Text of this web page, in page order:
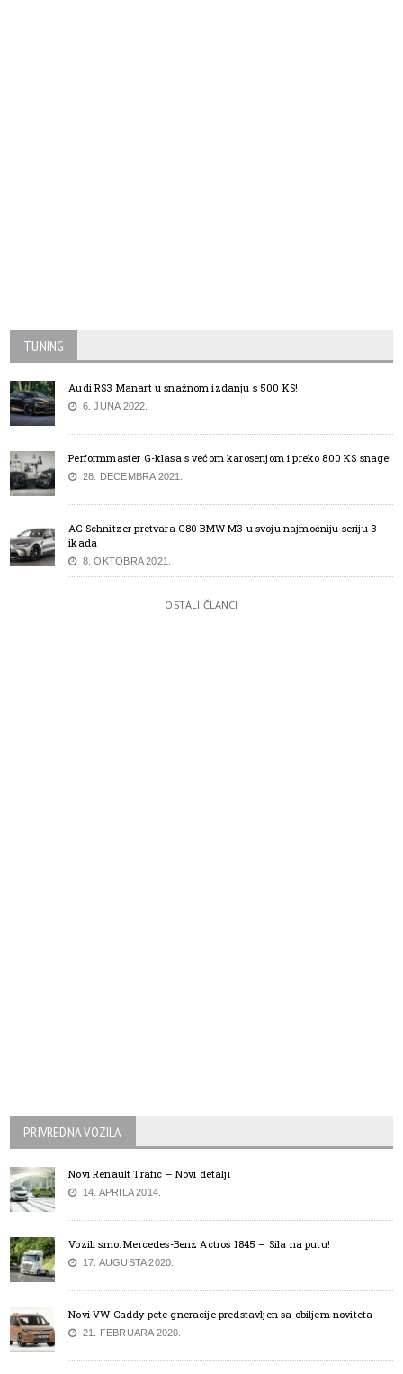
TUNING
Audi RS3 Manart u snažnom izdanju s 500 KS!
6. JUNA 2022.
Performmaster G-klasa s većom karoserijom i preko 800 KS snage!
28. DECEMBRA 2021.
AC Schnitzer pretvara G80 BMW M3 u svoju najmoćniju seriju 3
ikada
8. OKTOBRA 2021.
OSTALI ČLANCI
PRIVREDNA VOZILA
Novi Renault Trafic – Novi detalji
14. APRILA 2014.
Vozili smo: Mercedes-Benz Actros 1845 – Sila na putu!
17. AUGUSTA 2020.
Novi VW Caddy pete gneracije predstavljen sa obiljem noviteta
21. FEBRUARA 2020.